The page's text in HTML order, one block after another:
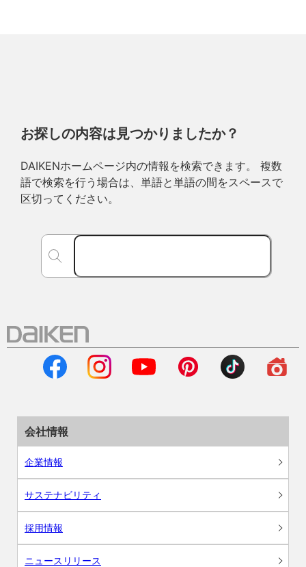
お探しの内容は見つかりましたか？
DAIKENホームページ内の情報を検索できます。 複数
語で検索を行う場合は、単語と単語の間をスペースで
区切ってください。
会社情報
企業情報
サステナビリティ
採用情報
ニュースリリース